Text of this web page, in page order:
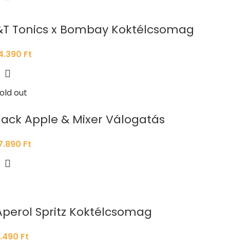
Tonics x Bombay Koktélcsomag
Ft
out
Apple & Mixer Válogatás
Ft
Spritz Koktélcsomag
Ft